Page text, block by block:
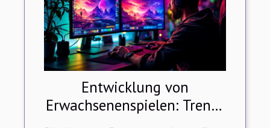
Entwicklung von
Erwachsenenspielen: Trends
und Zukunftsaussichten